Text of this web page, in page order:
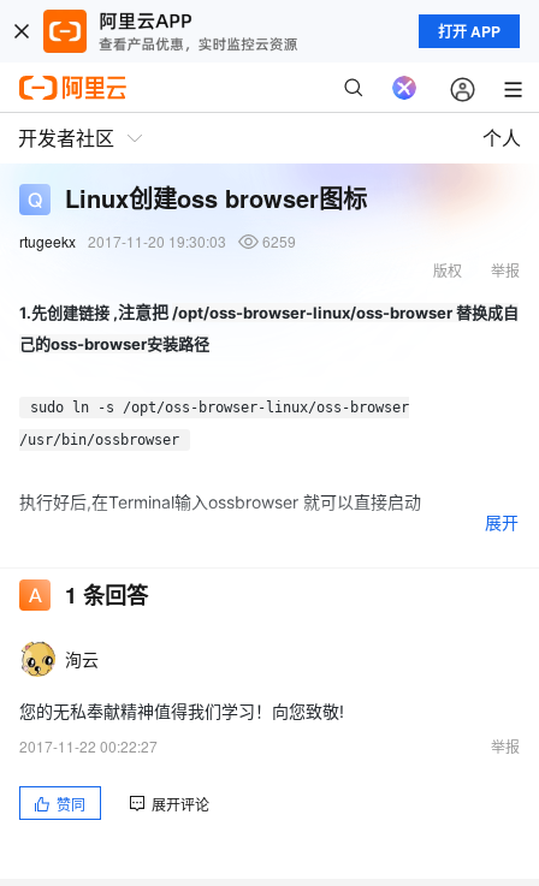
打开 APP
开发者社区 个人
Linux创建oss browser图标
rtugeekx 2017-11-20 19:30:03
6259
举报
版权
1.先创建链接 ,注意把 /opt/oss-browser-linux/oss-browser 替换成自
己的oss-browser安装路径
sudo ln -s /opt/oss-browser-linux/oss-browser
/usr/bin/ossbrowser
执行好后,在Terminal输入ossbrowser 就可以直接启动
2.下载图标
把图标保存下来,我的保存路径是/opt/oss-browser-linux/icon.png
3.创建桌面图标,注意把Icon替换成你保存的图标路径
展开
1 条回答
洵云
您的无私奉献精神值得我们学习！向您致敬!
2017-11-22 00:22:27
举报
赞同 展开评论